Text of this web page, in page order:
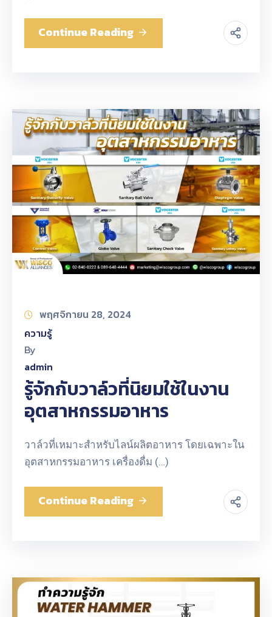
Continue Reading
พฤศจิกายน 28, 2024
ความรู้
By
admin
รู้จักกับวาล์วที่นิยมใช้ในงาน
อุตสาหกรรมอาหาร
วาล์วที่เหมาะสำหรับไลน์ผลิตอาหาร โดยเฉพาะใน
อุตสาหกรรมอาหาร เครื่องดื่ม (…)
Continue Reading